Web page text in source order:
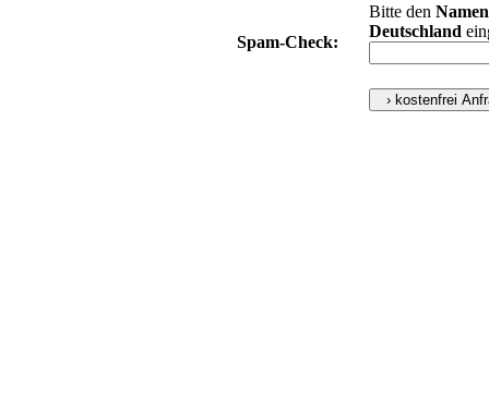
Spam-Check:
Bitte den Namen
Deutschland